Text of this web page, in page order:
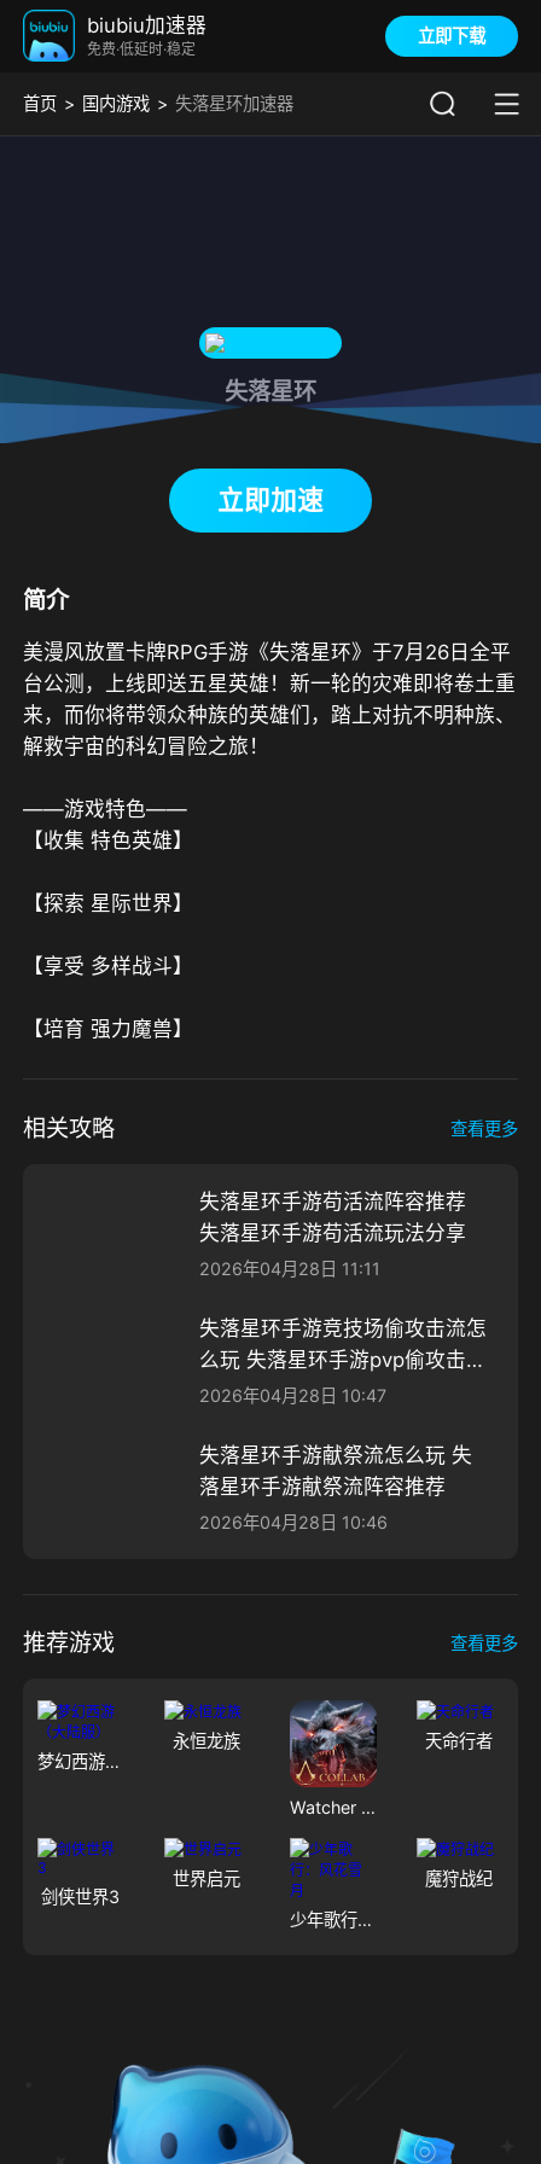
biubiu加速器
免费·低延时·稳定
立即下载
首页 国内游戏 失落星环加速器
失落星环
立即加速
简介
美漫风放置卡牌RPG手游《失落星环》于7月26日全平
台公测，上线即送五星英雄！新一轮的灾难即将卷土重
来，而你将带领众种族的英雄们，踏上对抗不明种族、
解救宇宙的科幻冒险之旅！
——游戏特色——
【收集 特色英雄】
【探索 星际世界】
【享受 多样战斗】
【培育 强力魔兽】
相关攻略 查看更多
失落星环手游苟活流阵容推荐
失落星环手游苟活流玩法分享​
2026年04月28日 11:11
失落星环手游竞技场偷攻击流怎
么玩 ​失落星环手游pvp偷攻击阵
容推荐
2026年04月28日 10:47
失落星环手游献祭流怎么玩 失
落星环手游献祭流阵容推荐
2026年04月28日 10:46
推荐游戏 查看更多
梦幻西游（大陆服）
永恒龙族
Watcher of Realms - US
天命行者
剑侠世界3
世界启元
少年歌行：风花雪月
魔狩战纪